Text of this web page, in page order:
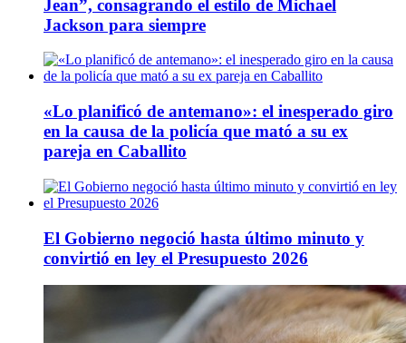
Jean”, consagrando el estilo de Michael
Jackson para siempre
«Lo planificó de antemano»: el inesperado giro
en la causa de la policía que mató a su ex
pareja en Caballito
El Gobierno negoció hasta último minuto y
convirtió en ley el Presupuesto 2026